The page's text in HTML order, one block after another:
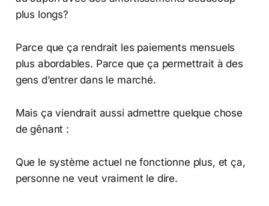
plus longs?
Parce que ça rendrait les paiements mensuels
plus abordables. Parce que ça permettrait à des
gens d’entrer dans le marché.
Mais ça viendrait aussi admettre quelque chose
de gênant :
Que le système actuel ne fonctionne plus, et ça,
personne ne veut vraiment le dire.